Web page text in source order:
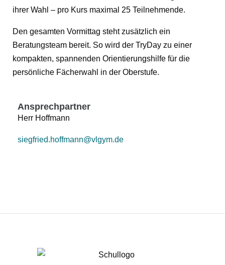
ihrer Wahl – pro Kurs maximal 25 Teilnehmende.
Den gesamten Vormittag steht zusätzlich ein
Beratungsteam bereit. So wird der TryDay zu einer
kompakten, spannenden Orientierungshilfe für die
persönliche Fächerwahl in der Oberstufe.
Ansprechpartner
Herr Hoffmann
siegfried.hoffmann@vlgym.de